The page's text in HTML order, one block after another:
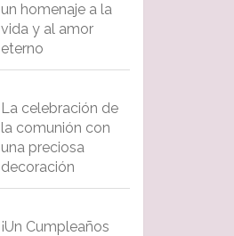
un homenaje a la
vida y al amor
eterno
La celebración de
la comunión con
una preciosa
decoración
¡Un Cumpleaños